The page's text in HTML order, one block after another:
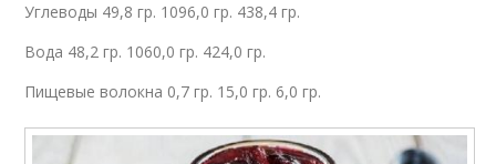
Углеводы 49,8 гр. 1096,0 гр. 438,4 гр.
Вода 48,2 гр. 1060,0 гр. 424,0 гр.
Пищевые волокна 0,7 гр. 15,0 гр. 6,0 гр.